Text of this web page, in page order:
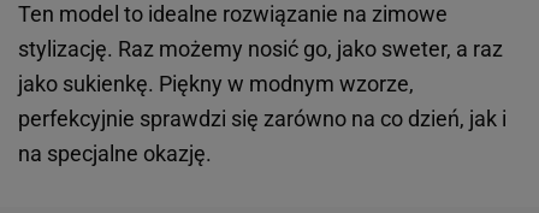
Ten model to idealne rozwiązanie na zimowe
stylizację. Raz możemy nosić go, jako sweter, a raz
jako sukienkę. Piękny w modnym wzorze,
perfekcyjnie sprawdzi się zarówno na co dzień, jak i
na specjalne okazję.